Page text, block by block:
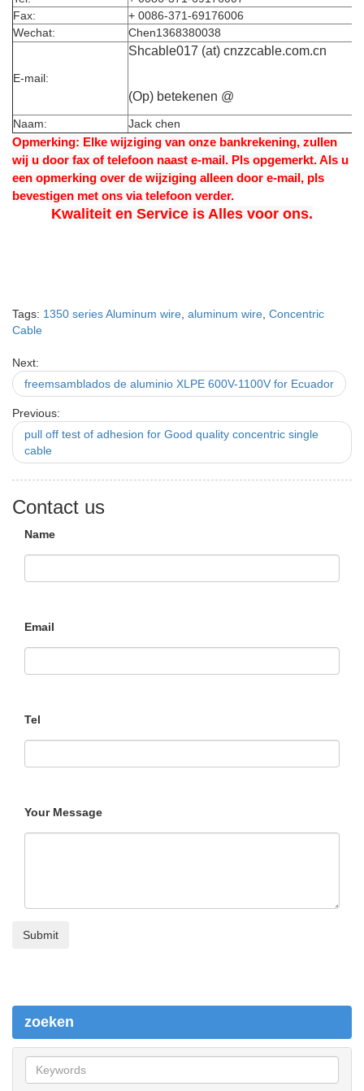
Fax:
+ 0086-371-69176006
Wechat:
Chen1368380038
E-mail:
Shcable017 (at) cnzzcable.com.cn
(Op) betekenen @
Naam: Jack chen
Opmerking: Elke wijziging van onze bankrekening, zullen
wij u door fax of telefoon naast e-mail. Pls opgemerkt. Als u
een opmerking over de wijziging alleen door e-mail, pls
bevestigen met ons via telefoon verder.
Kwaliteit en Service is Alles voor ons.
Tags: 1350 series Aluminum wire aluminum wire Concentric
Cable
Next:
freemsamblados de aluminio XLPE 600V-1100V for Ecuador
Previous:
pull off test of adhesion for Good quality concentric single
cable
Contact us
Name
Email
Tel
Your Message
zoeken
o